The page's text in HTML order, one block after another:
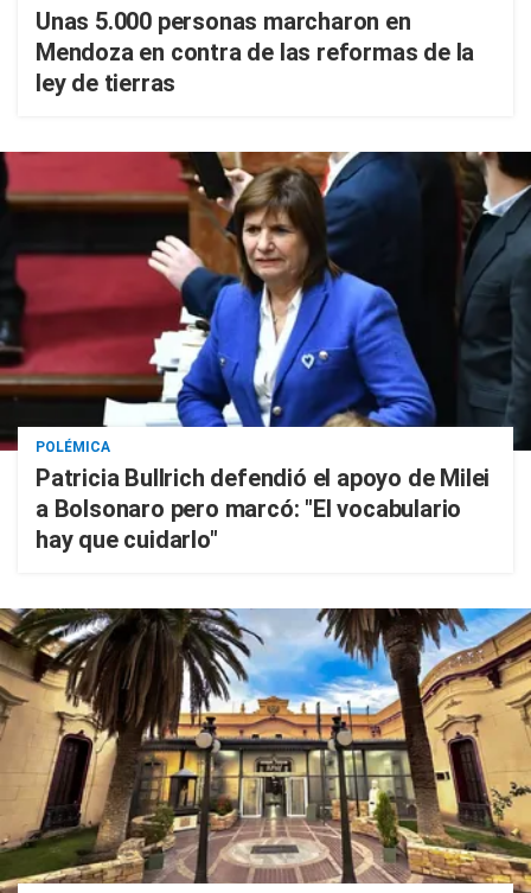
Unas 5.000 personas marcharon en
Mendoza en contra de las reformas de la
ley de tierras
POLÉMICA
Patricia Bullrich defendió el apoyo de Milei
a Bolsonaro pero marcó: "El vocabulario
hay que cuidarlo"